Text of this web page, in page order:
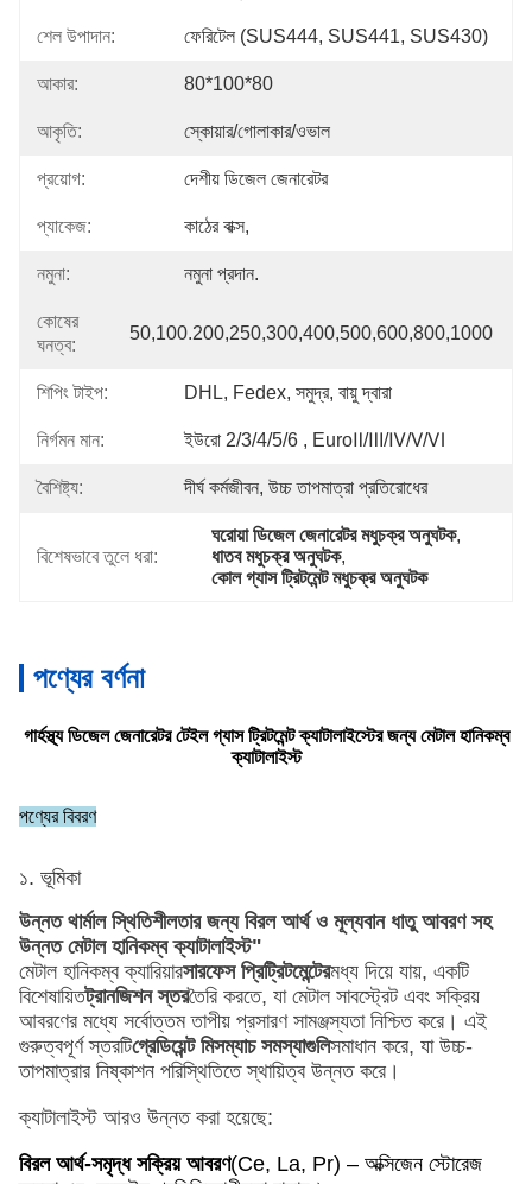
শেল উপাদান: ফেরিটেল (SUS444, SUS441, SUS430)
আকার: 80*100*80
আকৃতি: স্কোয়ার/গোলাকার/ওভাল
প্রয়োগ: দেশীয় ডিজেল জেনারেটর
প্যাকেজ: কাঠের বাক্স,
নমুনা: নমুনা প্রদান.
কোষের
ঘনত্ব:
50,100.200,250,300,400,500,600,800,1000
শিপিং টাইপ: DHL, Fedex, সমুদ্র, বায়ু দ্বারা
নির্গমন মান: ইউরো 2/3/4/5/6 , EuroⅡ/Ⅲ/Ⅳ/Ⅴ/Ⅵ
বৈশিষ্ট্য: দীর্ঘ কর্মজীবন, উচ্চ তাপমাত্রা প্রতিরোধের
বিশেষভাবে তুলে ধরা:
ঘরোয়া ডিজেল জেনারেটর মধুচক্র অনুঘটক,
ধাতব মধুচক্র অনুঘটক,
কোল গ্যাস ট্রিটমেন্ট মধুচক্র অনুঘটক
পণ্যের বর্ণনা
গার্হস্থ্য ডিজেল জেনারেটর টেইল গ্যাস ট্রিটমেন্ট ক্যাটালাইস্টের জন্য মেটাল হানিকম্ব
ক্যাটালাইস্ট
পণ্যের বিবরণ
১. ভূমিকা
উন্নত থার্মাল স্থিতিশীলতার জন্য বিরল আর্থ ও মূল্যবান ধাতু আবরণ সহ
উন্নত মেটাল হানিকম্ব ক্যাটালাইস্ট"
মেটাল হানিকম্ব ক্যারিয়ারসারফেস প্রিট্রিটমেন্টেরমধ্য দিয়ে যায়, একটি
বিশেষায়িতট্রানজিশন স্তরতৈরি করতে, যা মেটাল সাবস্ট্রেট এবং সক্রিয়
আবরণের মধ্যে সর্বোত্তম তাপীয় প্রসারণ সামঞ্জস্যতা নিশ্চিত করে। এই
গুরুত্বপূর্ণ স্তরটিগ্রেডিয়েন্ট মিসম্যাচ সমস্যাগুলিসমাধান করে, যা উচ্চ-
তাপমাত্রার নিষ্কাশন পরিস্থিতিতে স্থায়িত্ব উন্নত করে।
ক্যাটালাইস্ট আরও উন্নত করা হয়েছে:
বিরল আর্থ-সমৃদ্ধ সক্রিয় আবরণ(Ce, La, Pr) – অক্সিজেন স্টোরেজ